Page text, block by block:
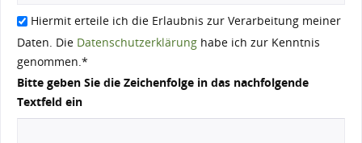
Hiermit erteile ich die Erlaubnis zur Verarbeitung meiner
Daten. Die Datenschutzerklärung habe ich zur Kenntnis
genommen.*
Bitte geben Sie die Zeichenfolge in das nachfolgende
Textfeld ein